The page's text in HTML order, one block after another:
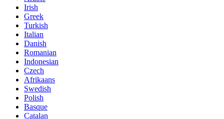
Irish
Greek
Turkish
Italian
Danish
Romanian
Indonesian
Czech
Afrikaans
Swedish
Polish
Basque
Catalan